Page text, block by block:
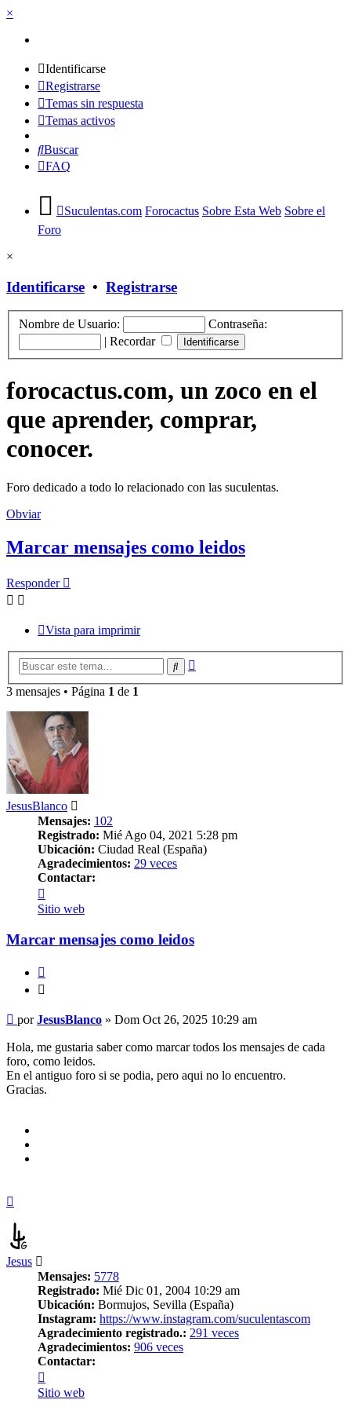
×
Identificarse
Registrarse
Temas sin respuesta
Temas activos
Buscar
FAQ
Suculentas.com Forocactus Sobre Esta Web Sobre el
Foro
×
Identificarse • Registrarse
Nombre de Usuario:
Contraseña:
| Recordar
forocactus.com, un zoco en el
que aprender, comprar,
conocer.
Foro dedicado a todo lo relacionado con las suculentas.
Obviar
Marcar mensajes como leidos
Responder
Vista para imprimir
Buscar
3 mensajes • Página 1 de 1
JesusBlanco
Mensajes: 102
Registrado: Mié Ago 04, 2021 5:28 pm
Ubicación: Ciudad Real (España)
Agradecimientos: 29 veces
Contactar:
JesusBlanco
Sitio web
Marcar mensajes como leidos
Mensaje
porJesusBlanco » Dom Oct 26, 2025 10:29 am
Hola, me gustaria saber como marcar todos los mensajes de cada
foro, como leidos.
En el antiguo foro si se podia, pero aqui no lo encuentro.
Gracias.
Jesus
Mensajes: 5778
Registrado: Mié Dic 01, 2004 10:29 am
Ubicación: Bormujos, Sevilla (España)
Instagram: https://www.instagram.com/suculentascom
Agradecimiento registrado.: 291 veces
Agradecimientos: 906 veces
Contactar:
Jesus
Sitio web